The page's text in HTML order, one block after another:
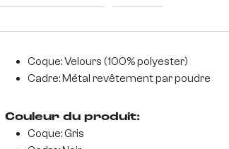
Coque: Velours (100% polyester)
Cadre: Métal revêtement par poudre
Couleur du produit:
Coque: Gris